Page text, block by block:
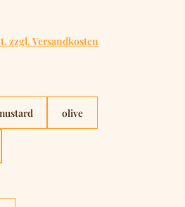
zzgl. Versandkosten
olive